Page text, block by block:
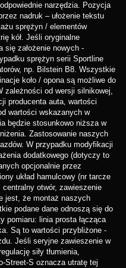
narzędzia. Pozycja
nadruk – ułożenie tekstu
sprężyn / elementów
kół. Jeśli oryginalne
założenie nowych -
sprężyn serii Sportline
np. Bilstein B8. Wszystkie
koło / opona są możliwe do
zależności od wersji silnikowej,
producenta auta, wartości
wartości wskazanych w
będzie stosunkowo niższa w
Zastosowanie naszych
W przypadku modyfikacji
dodatkowego (dotyczy to
opcjonalnie przez
układ hamulcowy (nr tarcze
centralny otwór, zawieszenie
jest, że montaż naszych
podane dane odnoszą się do
pomiaru: linia prosta łącząca
Są to wartości przybliżone -
Jeśli seryjne zawieszenie w
siły tłumienia,
Street-S oznacza utratę tej